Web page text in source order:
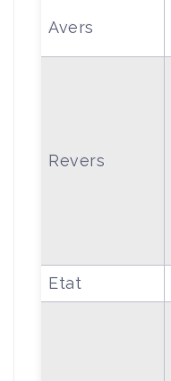
Avers
Revers
Etat